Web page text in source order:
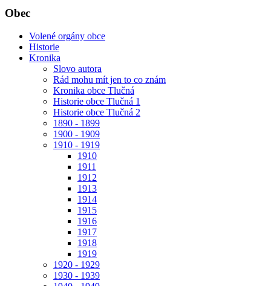
Obec
Volené orgány obce
Historie
Kronika
Slovo autora
Rád mohu mít jen to co znám
Kronika obce Tlučná
Historie obce Tlučná 1
Historie obce Tlučná 2
1890 - 1899
1900 - 1909
1910 - 1919
1910
1911
1912
1913
1914
1915
1916
1917
1918
1919
1920 - 1929
1930 - 1939